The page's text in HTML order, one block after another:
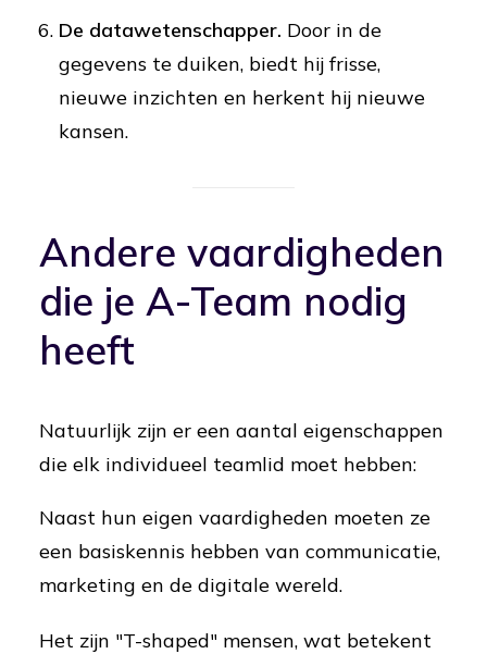
De datawetenschapper. Door in de
gegevens te duiken, biedt hij frisse,
nieuwe inzichten en herkent hij nieuwe
kansen.
Andere vaardigheden
die je A-Team nodig
heeft
Natuurlijk zijn er een aantal eigenschappen
die elk individueel teamlid moet hebben:
Naast hun eigen vaardigheden moeten ze
een basiskennis hebben van communicatie,
marketing en de digitale wereld.
Het zijn "T-shaped" mensen, wat betekent